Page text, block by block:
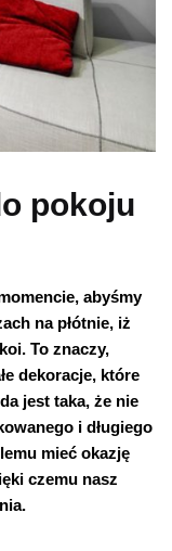
pokoju
abyśmy
na płótnie, iż
To znaczy,
dekoracje, które
jest taka, że nie
i długiego
mieć okazję
czemu nasz